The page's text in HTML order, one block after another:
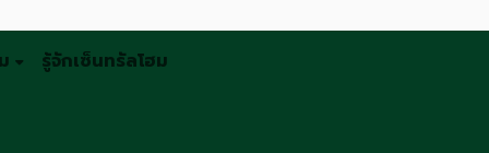
รู้จักเซ็นทรัลโฮม